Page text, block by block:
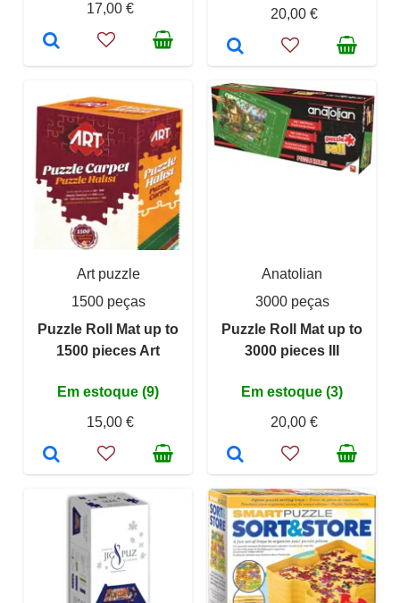
17,00 €
20,00 €
Art puzzle
1500 peças
Puzzle Roll Mat up to
1500 pieces Art
Em estoque (9)
15,00 €
Anatolian
3000 peças
Puzzle Roll Mat up to
3000 pieces III
Em estoque (3)
20,00 €